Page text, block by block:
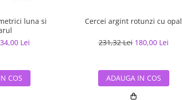
luna si
Lei
COS
Cercei argint rotunzi cu opal
231,32 Lei 180,00 Lei
ADAUGA IN COS